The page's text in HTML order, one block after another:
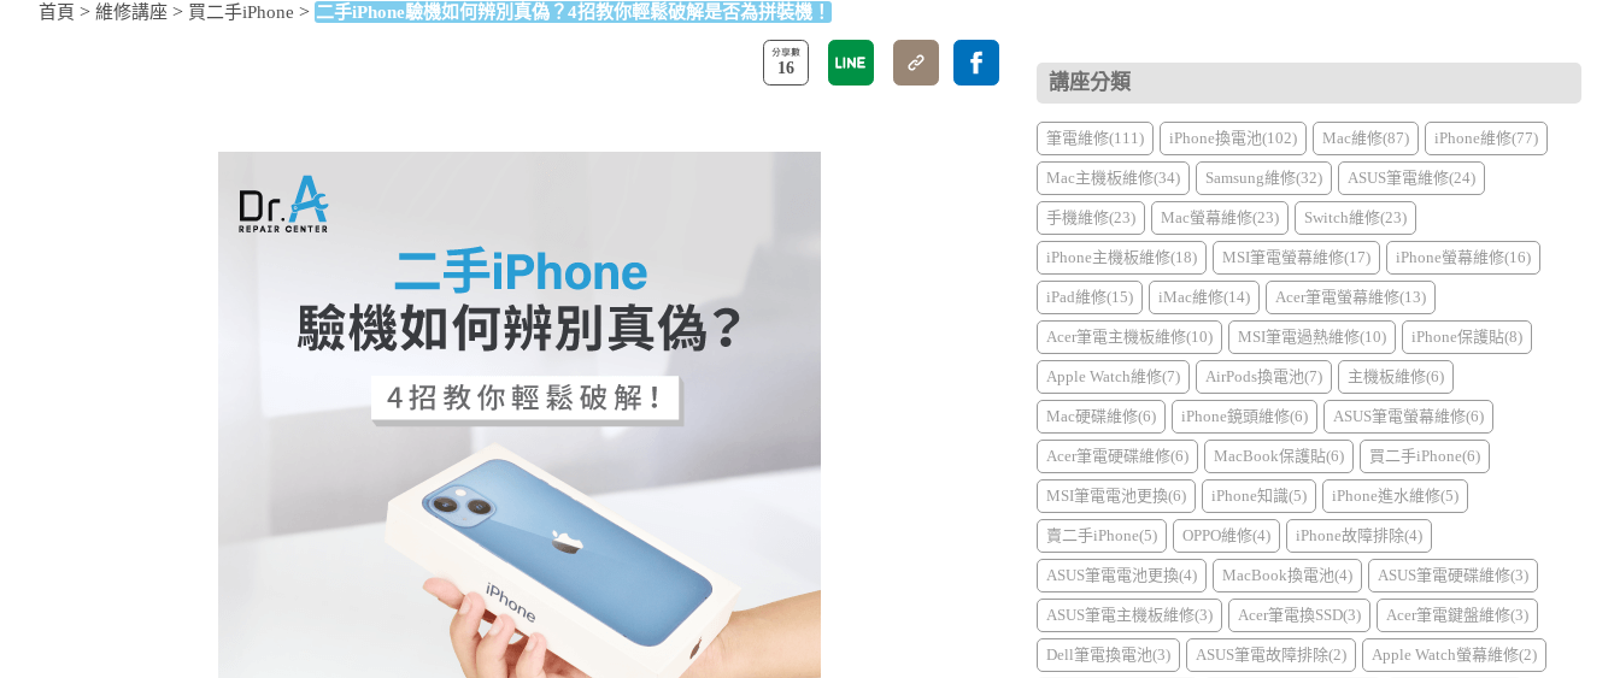
首頁 > 維修講座 > 買二手iPhone > 二手iPhone驗機如何辨別真偽？4招教你輕鬆破解是否為拼裝機！
16
講座分類
筆電維修(111) iPhone換電池(102) Mac維修(87) iPhone維修(77)
Mac主機板維修(34) Samsung維修(32) ASUS筆電維修(24)
手機維修(23) Mac螢幕維修(23) Switch維修(23)
iPhone主機板維修(18) MSI筆電螢幕維修(17) iPhone螢幕維修(16)
iPad維修(15) iMac維修(14) Acer筆電螢幕維修(13)
Acer筆電主機板維修(10) MSI筆電過熱維修(10) iPhone保護貼(8)
Apple Watch維修(7) AirPods換電池(7) 主機板維修(6)
Mac硬碟維修(6) iPhone鏡頭維修(6) ASUS筆電螢幕維修(6)
Acer筆電硬碟維修(6) MacBook保護貼(6) 買二手iPhone(6)
MSI筆電電池更換(6) iPhone知識(5) iPhone進水維修(5)
賣二手iPhone(5) OPPO維修(4) iPhone故障排除(4)
ASUS筆電電池更換(4) MacBook換電池(4) ASUS筆電硬碟維修(3)
ASUS筆電主機板維修(3) Acer筆電換SSD(3) Acer筆電鍵盤維修(3)
Dell筆電換電池(3) ASUS筆電故障排除(2) Apple Watch螢幕維修(2)